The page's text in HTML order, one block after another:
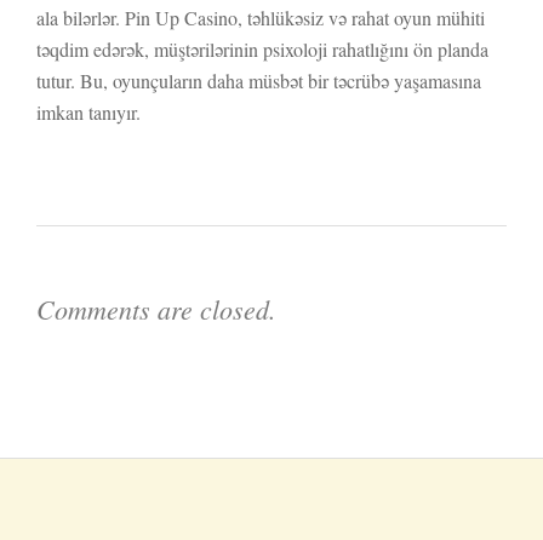
ala bilərlər. Pin Up Casino, təhlükəsiz və rahat oyun mühiti
təqdim edərək, müştərilərinin psixoloji rahatlığını ön planda
tutur. Bu, oyunçuların daha müsbət bir təcrübə yaşamasına
imkan tanıyır.
Comments are closed.